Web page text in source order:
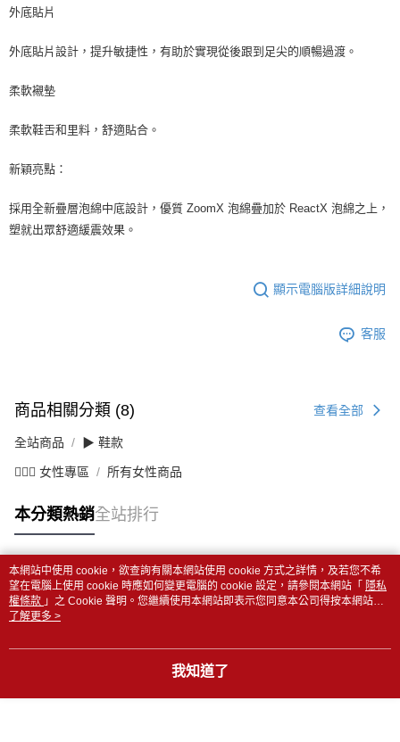
外底貼片
外底貼片設計，提升敏捷性，有助於實現從後跟到足尖的順暢過渡。
柔軟襯墊
柔軟鞋舌和里料，舒適貼合。
新穎亮點：
採用全新疊層泡綿中底設計，優質 ZoomX 泡綿疊加於 ReactX 泡綿之上，
塑就出眾舒適緩震效果。
顯示電腦版詳細說明
客服
商品相關分類 (8) 查看全部
全站商品 ▶ 鞋款
💁🏻‍♀️ 女性專區 所有女性商品
本分類熱銷全站排行
熱門標籤
本網站中使用 cookie，欲查詢有關本網站使用 cookie 方式之詳情，及若您不希
望在電腦上使用 cookie 時應如何變更電腦的 cookie 設定，請參閱本網站「 隱私
權條款 」之 Cookie 聲明。您繼續使用本網站即表示您同意本公司得按本網站使
用條款之 Cookie 聲明使用 cookie。
了解更多 >
我知道了